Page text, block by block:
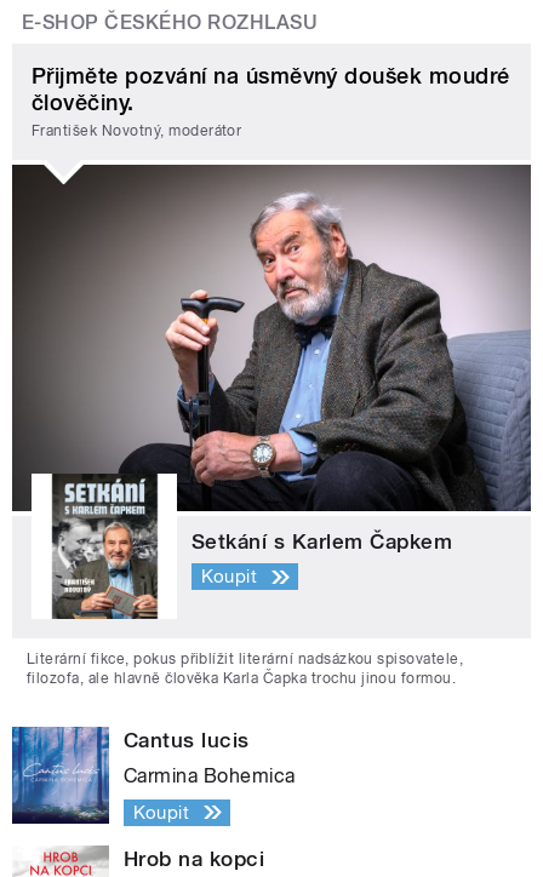
E-SHOP ČESKÉHO ROZHLASU
Přijměte pozvání na úsměvný doušek moudré
člověčiny.
František Novotný, moderátor
Setkání s Karlem Čapkem
Koupit
Literární fikce, pokus přiblížit literární nadsázkou spisovatele,
filozofa, ale hlavně člověka Karla Čapka trochu jinou formou.
Cantus lucis
Carmina Bohemica
Koupit
Hrob na kopci